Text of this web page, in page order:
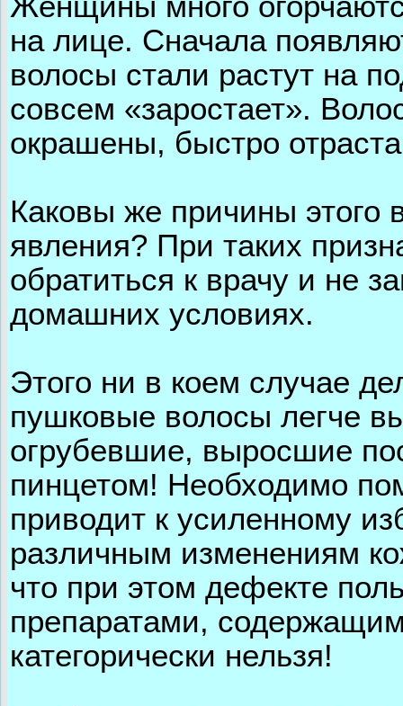
на лице. Сначала
волосы стали растут на
совсем «заростает».
окрашены, быстро
Каковы же причины этого
явления? При таких
обратиться к врачу и не
домашних условиях.
Этого ни в коем случае
пушковые волосы легче
огрубевшие, выросшие
пинцетом! Необходимо
приводит к усиленному
различным изменениям
что при этом дефекте
препаратами,
категорически нельзя!